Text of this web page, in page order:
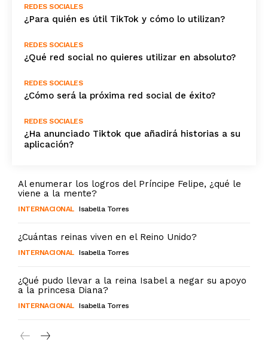
REDES SOCIALES
¿Para quién es útil TikTok y cómo lo utilizan?
REDES SOCIALES
¿Qué red social no quieres utilizar en absoluto?
REDES SOCIALES
¿Cómo será la próxima red social de éxito?
REDES SOCIALES
¿Ha anunciado Tiktok que añadirá historias a su
aplicación?
Al enumerar los logros del Príncipe Felipe, ¿qué le
viene a la mente?
INTERNACIONAL Isabella Torres
¿Cuántas reinas viven en el Reino Unido?
INTERNACIONAL Isabella Torres
¿Qué pudo llevar a la reina Isabel a negar su apoyo
a la princesa Diana?
INTERNACIONAL Isabella Torres